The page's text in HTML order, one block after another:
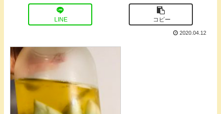
LINE コピー
2020.04.12